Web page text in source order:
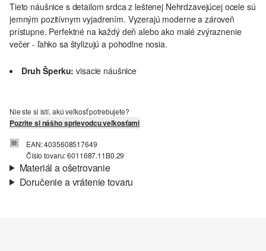
Tieto náušnice s detailom srdca z leštenej Nehrdzavejúcej ocele sú
jemným pozitívnym vyjadrením. Vyzerajú moderne a zároveň
prístupne. Perfektné na každý deň alebo ako malé zvýraznenie
večer - ľahko sa štylizujú a pohodlne nosia.
Druh Šperku: visacie náušnice
Nie ste si istí, akú veľkosť potrebujete?
Pozrite si nášho sprievodcu veľkosťami
EAN: 4035608517649
Číslo tovaru: 6011687.11B0.29
Materiál a ošetrovanie
Doručenie a vrátenie tovaru